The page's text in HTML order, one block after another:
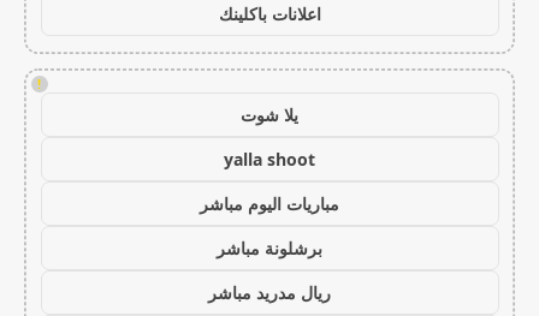
اعلانات باكلينك
!
يلا شوت
yalla shoot
مباريات اليوم مباشر
برشلونة مباشر
ريال مدريد مباشر